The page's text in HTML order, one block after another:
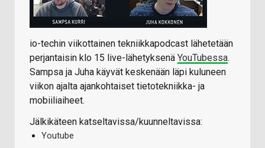
io-techin viikottainen tekniikkapodcast lähetetään
perjantaisin klo 15 live-lähetyksenä YouTubessa.
Sampsa ja Juha käyvät keskenään läpi kuluneen
viikon ajalta ajankohtaiset tietotekniikka- ja
mobiiliaiheet.
Jälkikäteen katseltavissa/kuunneltavissa:
Youtube